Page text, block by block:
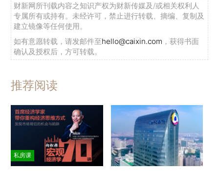
财新网所刊载内容之知识产权为财新传媒及/或相关权利人
专属所有或持有。未经许可，禁止进行转载、摘编、复制及
建立镜像等任何使用。
如有意愿转载，请发邮件至hello@caixin.com ，获得书面
确认及授权后，方可转载。
推荐阅读
私房课